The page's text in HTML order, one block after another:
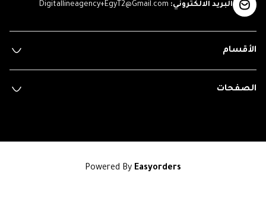
البريد الالكتروني:
Digitallineagency+EgyT2@Gmail.com
الأقسام
الصفحات
Powered By Easyorders